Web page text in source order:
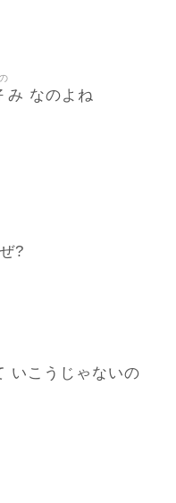
み なのよね
?
いこうじゃないの